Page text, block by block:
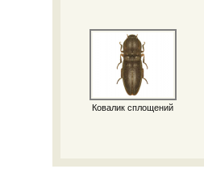
Ковалик сплощений